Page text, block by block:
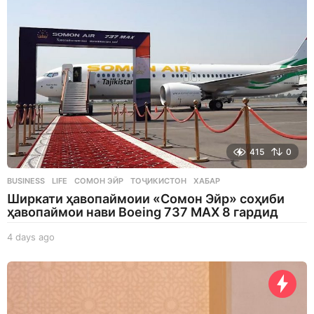
o
415 0
BUSINESS ,LIFE СОМОН ЭЙР ,ТОҶИКИСТОН ,ХАБАР
Ширкати ҳавопаймоии «Сомон Эйр» соҳиби
ҳавопаймои нави Boeing 737 MAX 8 гардид
4 days ago
a